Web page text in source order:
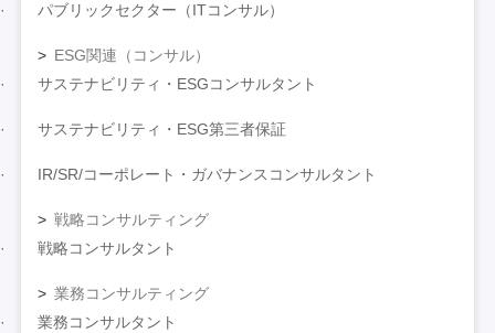
パブリックセクター（ITコンサル）
ESG関連（コンサル）
サステナビリティ・ESGコンサルタント
サステナビリティ・ESG第三者保証
IR/SR/コーポレート・ガバナンスコンサルタント
戦略コンサルティング
戦略コンサルタント
業務コンサルティング
業務コンサルタント